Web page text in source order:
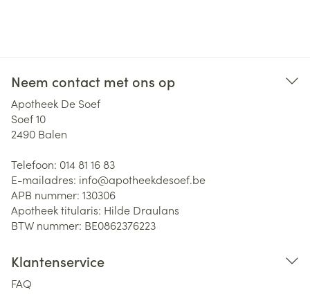
Neem contact met ons op
Apotheek De Soef
Soef 10
2490 Balen
Telefoon: 014 81 16 83
E-mailadres: info@apotheekdesoef.be
APB nummer: 130306
Apotheek titularis: Hilde Draulans
BTW nummer: BE0862376223
Klantenservice
FAQ